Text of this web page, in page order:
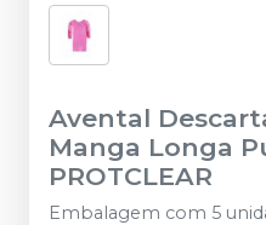
Avental
Manga Longa
PROTCLEAR
Embalagem com 5